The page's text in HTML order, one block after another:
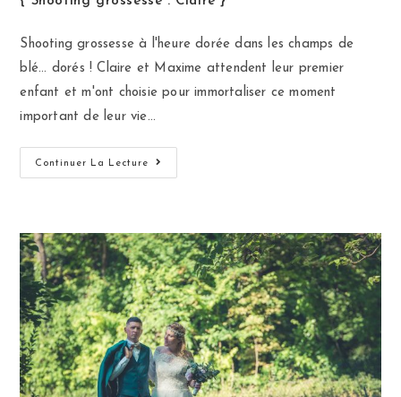
Shooting grossesse à l'heure dorée dans les champs de
blé... dorés ! Claire et Maxime attendent leur premier
enfant et m'ont choisie pour immortaliser ce moment
important de leur vie…
Continuer La Lecture